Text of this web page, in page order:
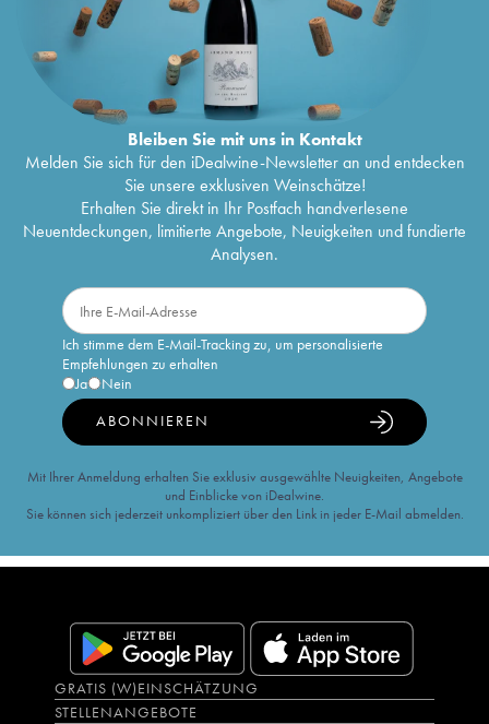
Bleiben Sie mit uns in Kontakt
Melden Sie sich für den iDealwine-Newsletter an und entdecken
Sie unsere exklusiven Weinschätze!
Erhalten Sie direkt in Ihr Postfach handverlesene
Neuentdeckungen, limitierte Angebote, Neuigkeiten und fundierte
Analysen.
Ich stimme dem E-Mail-Tracking zu, um personalisierte
Empfehlungen zu erhalten
Ja
Nein
ABONNIEREN
Mit Ihrer Anmeldung erhalten Sie exklusiv ausgewählte Neuigkeiten, Angebote
und Einblicke von iDealwine.
Sie können sich jederzeit unkompliziert über den Link in jeder E-Mail abmelden.
GRATIS (W)EINSCHÄTZUNG
STELLENANGEBOTE